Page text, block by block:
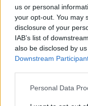
us or personal
your opt-out. You may
disclosure of your
IAB’s list of
also be disclosed by
Downstream
Personal Data
JN1975387 Inlägg
4 juli
d-b skrev:
För övrigt, varför
tvångsansluter